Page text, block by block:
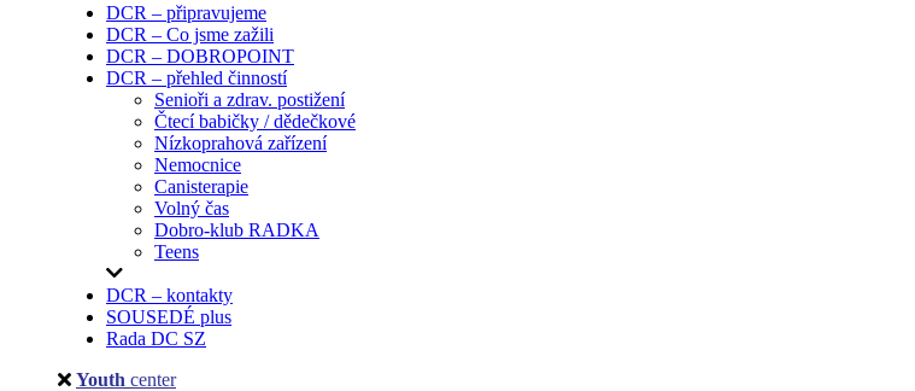
DCR – připravujeme
DCR – Co jsme zažili
DCR – DOBROPOINT
DCR – přehled činností
Senioři a zdrav. postižení
Čtecí babičky / dědečkové
Nízkoprahová zařízení
Nemocnice
Canisterapie
Volný čas
Dobro-klub RADKA
Teens
DCR – kontakty
SOUSEDÉ plus
Rada DC SZ
Youth center